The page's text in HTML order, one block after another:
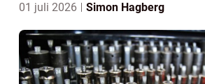
01 juli 2026 Simon Hagberg